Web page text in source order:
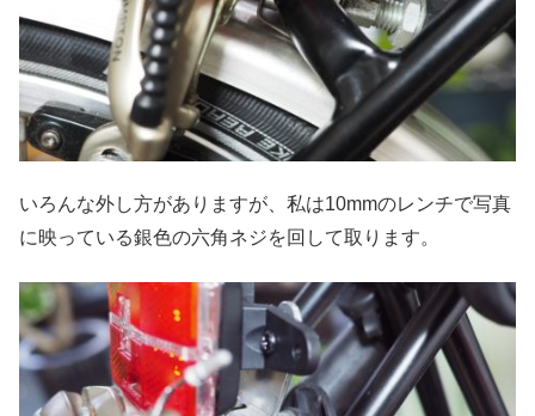
いろんな外し方がありますが、私は10mmのレンチで写真
に映っている銀色の六角ネジを回して取ります。